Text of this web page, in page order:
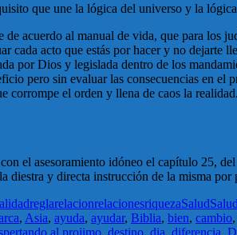
que une la lógica del universo y la
acuerdo al manual de vida, que para los
cada acto que estás por hacer y no
por Dios y legislada dentro de los
pero sin evaluar las consecuencias en el
corrompe el orden y llena de caos la realidad.
el asesoramiento idóneo el capítulo 25,
diestra y directa instrucción de la misma
reglarelacionrelacionesriquezaSaludSalud
, Asia, ayuda, ayudar, Biblia, bien, cambio,
al projimo, destino, dia, diferencia,